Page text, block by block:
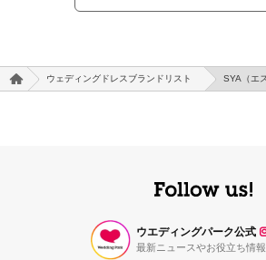
ウェディングドレスブランドリスト SYA（エ
ウエディングパーク公式
最新ニュースやお役立ち情報